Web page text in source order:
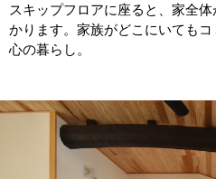
スキップフロアに座ると、家全
かります。家族がどこにいても
心の暮らし。